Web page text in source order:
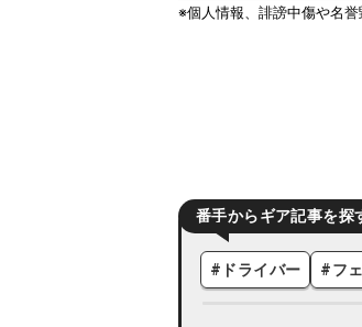
番手からギア記事を探
# ドライバー #フ